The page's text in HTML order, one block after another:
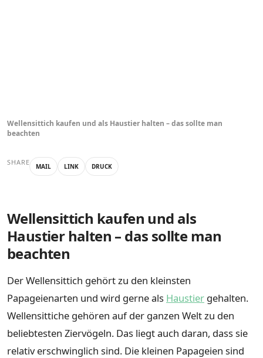
Wellensittich kaufen und als Haustier halten – das sollte man
beachten
SHARE MAIL LINK DRUCK
Wellensittich kaufen und als
Haustier halten – das sollte man
beachten
Der Wellensittich gehört zu den kleinsten
Papageienarten und wird gerne als Haustier gehalten.
Wellensittiche gehören auf der ganzen Welt zu den
beliebtesten Ziervögeln. Das liegt auch daran, dass sie
relativ erschwinglich sind. Die kleinen Papageien sind